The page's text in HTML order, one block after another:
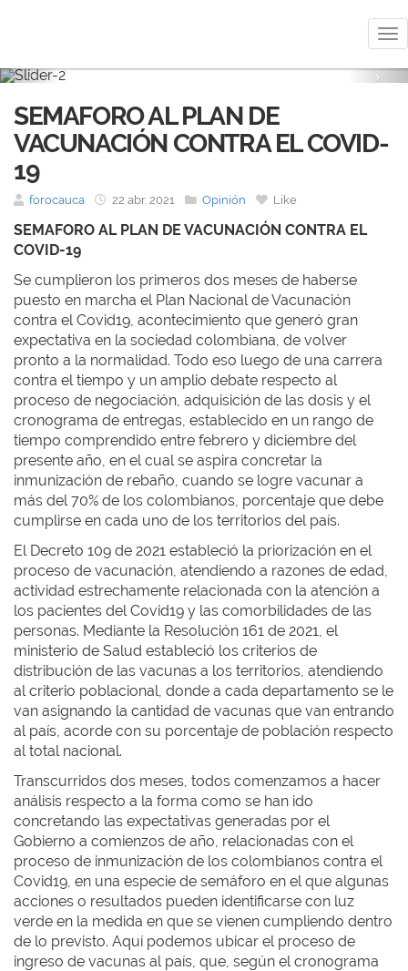
Previous
SEMAFORO AL PLAN DE
VACUNACIÓN CONTRA EL COVID-
19
forocauca 22 abr. 2021 Opinión Like
SEMAFORO AL PLAN DE VACUNACIÓN CONTRA EL
COVID-19
Se cumplieron los primeros dos meses de haberse
puesto en marcha el Plan Nacional de Vacunación
contra el Covid19, acontecimiento que generó gran
expectativa en la sociedad colombiana, de volver
pronto a la normalidad. Todo eso luego de una carrera
contra el tiempo y un amplio debate respecto al
proceso de negociación, adquisición de las dosis y el
cronograma de entregas, establecido en un rango de
tiempo comprendido entre febrero y diciembre del
presente año, en el cual se aspira concretar la
inmunización de rebaño, cuando se logre vacunar a
más del 70% de los colombianos, porcentaje que debe
cumplirse en cada uno de los territorios del país.
El Decreto 109 de 2021 estableció la priorización en el
proceso de vacunación, atendiendo a razones de edad,
actividad estrechamente relacionada con la atención a
los pacientes del Covid19 y las comorbilidades de las
personas. Mediante la Resolución 161 de 2021, el
ministerio de Salud estableció los criterios de
distribución de las vacunas a los territorios, atendiendo
al criterio poblacional, donde a cada departamento se le
van asignando la cantidad de vacunas que van entrando
al país, acorde con su porcentaje de población respecto
al total nacional.
Transcurridos dos meses, todos comenzamos a hacer
análisis respecto a la forma como se han ido
concretando las expectativas generadas por el
Gobierno a comienzos de año, relacionadas con el
proceso de inmunización de los colombianos contra el
Covid19, en una especie de semáforo en el que algunas
acciones o resultados pueden identificarse con luz
verde en la medida en que se vienen cumpliendo dentro
de lo previsto. Aquí podemos ubicar el proceso de
ingreso de vacunas al país, que, según el cronograma